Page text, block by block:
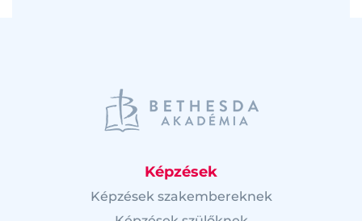
Képzések
Képzések szakembereknek